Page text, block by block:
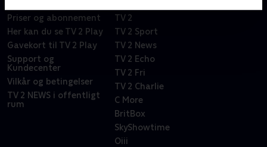
Priser og abonnement
Her kan du se TV 2 Play
Gavekort til TV 2 Play
Support og
Kundecenter
Vilkår og betingelser
TV 2 NEWS i offentligt
rum
TV 2
TV 2 Sport
TV 2 News
TV 2 Echo
TV 2 Fri
TV 2 Charlie
C More
BritBox
SkyShowtime
Oiii